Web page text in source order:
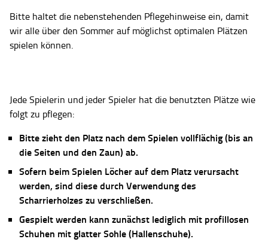
Bitte haltet die nebenstehenden Pflegehinweise ein, damit
wir alle über den Sommer auf möglichst optimalen Plätzen
spielen können.
Jede Spielerin und jeder Spieler hat die benutzten Plätze wie
folgt zu pflegen:
Bitte zieht den Platz nach dem Spielen vollflächig (bis an
die Seiten und den Zaun) ab.
Sofern beim Spielen Löcher auf dem Platz verursacht
werden, sind diese durch Verwendung des
Scharrierholzes zu verschließen.
Gespielt werden kann zunächst lediglich mit profillosen
Schuhen mit glatter Sohle (Hallenschuhe).